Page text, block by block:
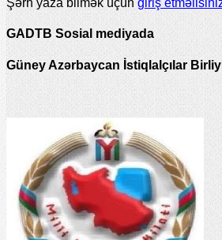
Şərh yaza bilmək üçüngiriş
GADTB Sosial mediyada
Güney Azərbaycan İstiqlalçılar